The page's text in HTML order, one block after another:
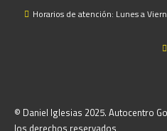
Horarios de atención: Lunes a
© Daniel Iglesias 2025. Autocentro
los derechos reservados